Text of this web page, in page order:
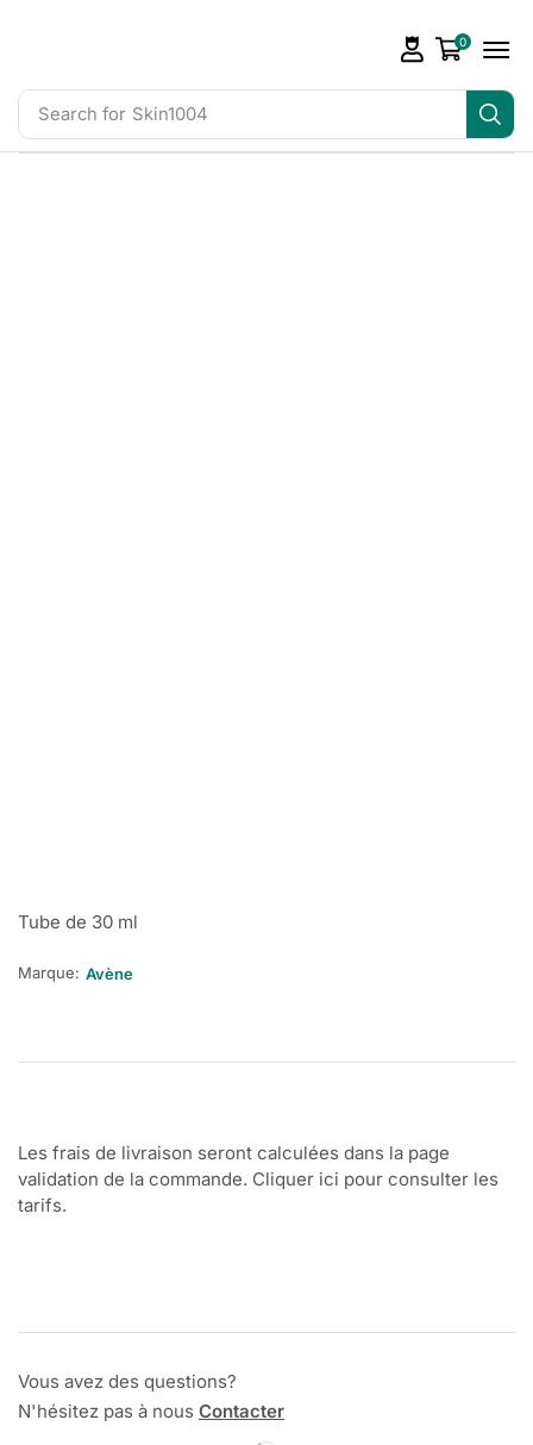
Search for Skin1004
0
Tube de 30 ml
Marque: Avène
Les frais de livraison seront calculées dans la page
validation de la commande. Cliquer ici pour consulter les
tarifs.
Vous avez des questions?
N'hésitez pas à nous Contacter